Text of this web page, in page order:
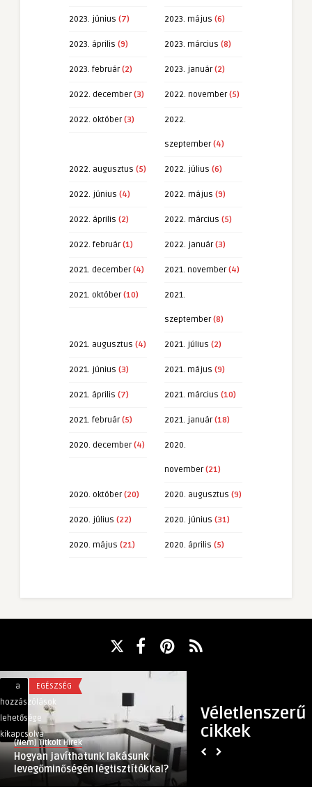
2023. június (7) 2023. május (6)
2023. április (9) 2023. március (8)
2023. február(2) 2023. január(2)
2022. december(3) 2022. november(5)
2022. október(3) 2022.
szeptember(4)
2022. augusztus (5) 2022. július (6)
2022. június (4) 2022. május (9)
2022. április (2) 2022. március (5)
2022. február(1) 2022. január(3)
2021. december(4) 2021. november(4)
2021. október(10) 2021.
szeptember(8)
2021. augusztus (4) 2021. július (2)
2021. június (3) 2021. május (9)
2021. április (7) 2021. március (10)
2021. február(5) 2021. január(18)
2020. december(4) 2020.
november(21)
2020. október(20) 2020. augusztus (9)
2020. július (22) 2020. június (31)
2020. május (21) 2020. április (5)
Véletlenszerű
cikkek
Hogyan
javíthatunk
lakásunk
levegőminőségén
légtisztítókkal?
bejegyzéshez
a
hozzászólások
lehetősége
kikapcsolva
EGÉSZSÉG
(Nem) Titkolt Hírek
Hogyan javíthatunk lakásunk
levegőminőségén légtisztítókkal?
az
elektromos
lehetősége
kikapcsolva